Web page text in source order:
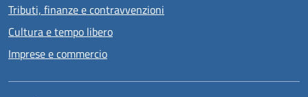
Tributi, finanze e contravvenzioni
Cultura e tempo libero
Imprese e commercio